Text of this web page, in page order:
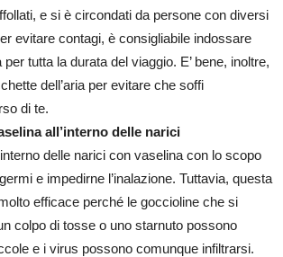
e si è circondati da persone con diversi
evitare contagi, è consigliabile indossare
tutta la durata del viaggio. E’ bene, inoltre,
dell’aria per evitare che soffi
di te.
all’interno delle narici
delle narici con vaselina con lo scopo
e impedirne l’inalazione. Tuttavia, questa
efficace perché le goccioline che si
colpo di tosse o uno starnuto possono
e i virus possono comunque infiltrarsi.